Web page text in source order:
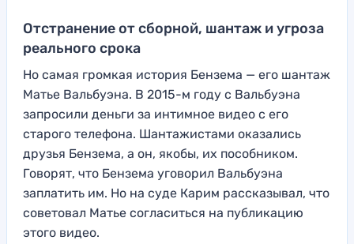
Отстранение от сборной, шантаж и угроза
реального срока
Но самая громкая история Бензема — его шантаж
Матье Вальбуэна. В 2015-м году с Вальбуэна
запросили деньги за интимное видео с его
старого телефона. Шантажистами оказались
друзья Бензема, а он, якобы, их пособником.
Говорят, что Бензема уговорил Вальбуэна
заплатить им. Но на суде Карим рассказывал, что
советовал Матье согласиться на публикацию
этого видео.